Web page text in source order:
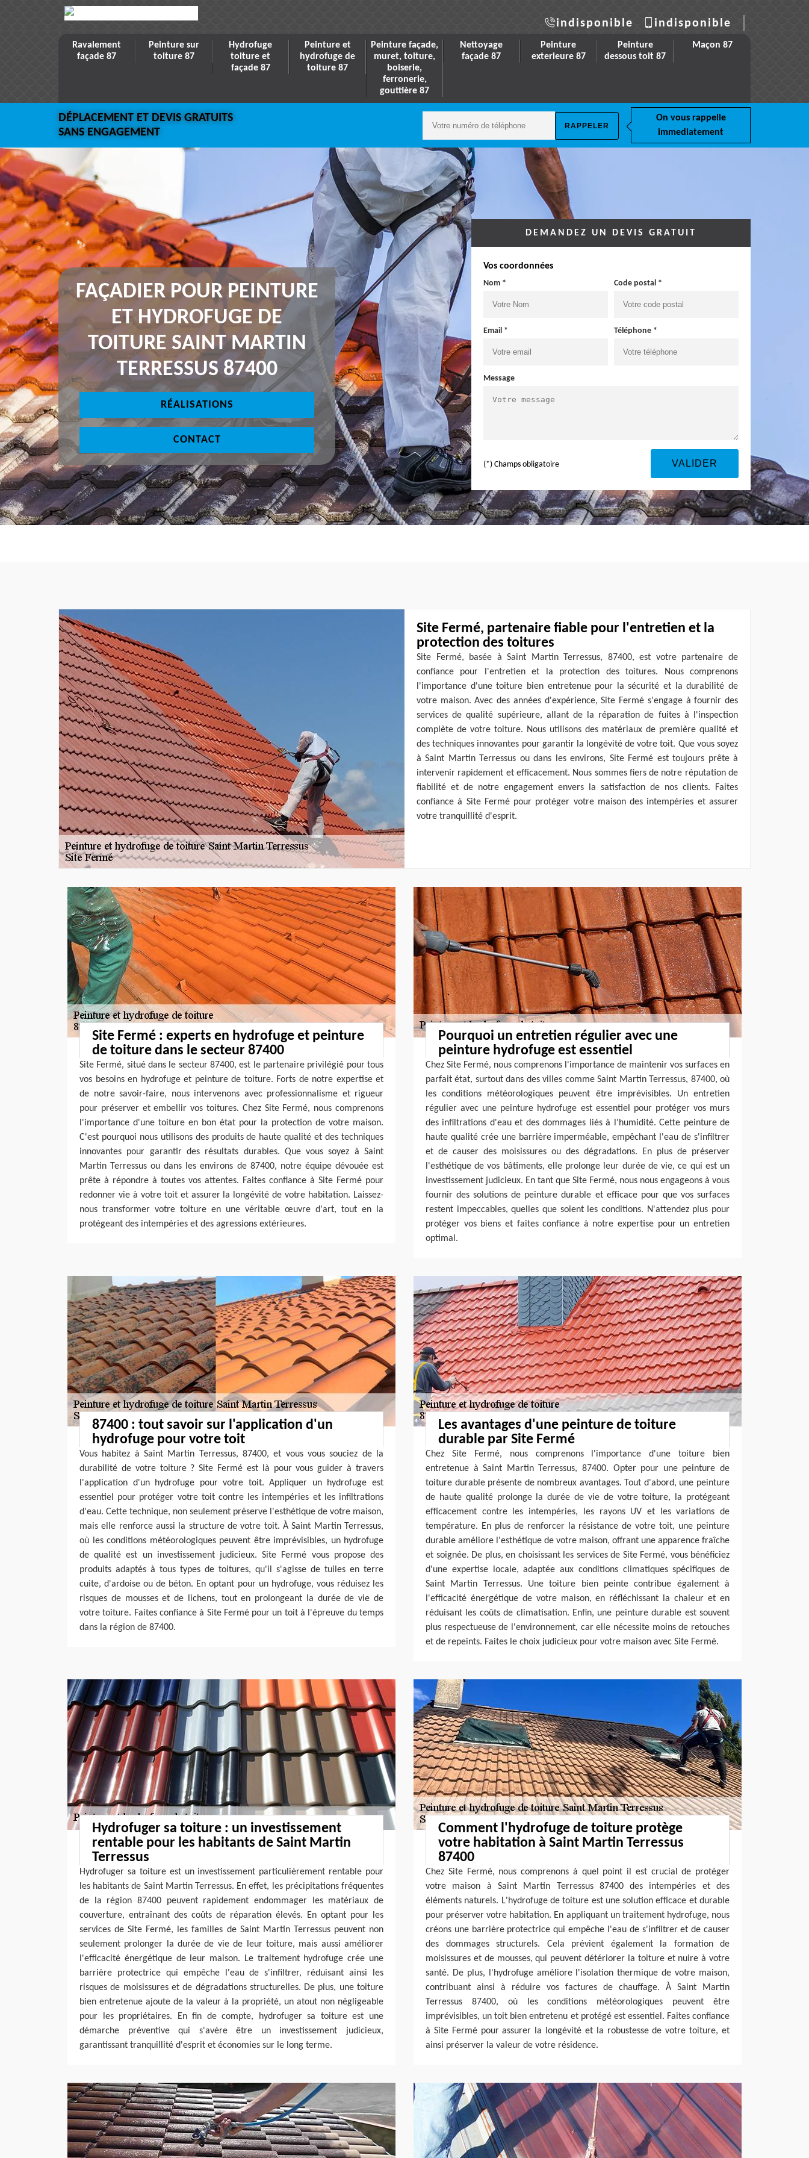
indisponible indisponible
Ravalement
façade 87
Peinture sur
toiture 87
Hydrofuge
toiture et
façade 87
Peinture et
hydrofuge de
toiture 87
Peinture façade,
muret, toiture,
boiserie,
ferronerie,
gouttière 87
Nettoyage
façade 87
Peinture
exterieure 87
Peinture
dessous toit 87
Maçon 87
DÉPLACEMENT ET DEVIS GRATUITS
SANS ENGAGEMENT
On vous rappelle
immediatement
FAÇADIER POUR PEINTURE
ET HYDROFUGE DE
TOITURE SAINT MARTIN
TERRESSUS 87400
RÉALISATIONS
CONTACT
DEMANDEZ UN DEVIS GRATUIT
Vos coordonnées
Nom * Code postal *
Email * Téléphone *
Message
(*) Champs obligatoire
Site Fermé, partenaire fiable pour l'entretien et la
protection des toitures
Site Fermé, basée à Saint Martin Terressus, 87400, est votre partenaire de
confiance pour l'entretien et la protection des toitures. Nous comprenons
l'importance d'une toiture bien entretenue pour la sécurité et la durabilité de
votre maison. Avec des années d'expérience, Site Fermé s'engage à fournir des
services de qualité supérieure, allant de la réparation de fuites à l'inspection
complète de votre toiture. Nous utilisons des matériaux de première qualité et
des techniques innovantes pour garantir la longévité de votre toit. Que vous soyez
à Saint Martin Terressus ou dans les environs, Site Fermé est toujours prête à
intervenir rapidement et efficacement. Nous sommes fiers de notre réputation de
fiabilité et de notre engagement envers la satisfaction de nos clients. Faites
confiance à Site Fermé pour protéger votre maison des intempéries et assurer
votre tranquillité d'esprit.
Site Fermé : experts en hydrofuge et peinture
de toiture dans le secteur 87400
Site Fermé, situé dans le secteur 87400, est le partenaire privilégié pour tous
vos besoins en hydrofuge et peinture de toiture. Forts de notre expertise et
de notre savoir-faire, nous intervenons avec professionnalisme et rigueur
pour préserver et embellir vos toitures. Chez Site Fermé, nous comprenons
l'importance d'une toiture en bon état pour la protection de votre maison.
C'est pourquoi nous utilisons des produits de haute qualité et des techniques
innovantes pour garantir des résultats durables. Que vous soyez à Saint
Martin Terressus ou dans les environs de 87400, notre équipe dévouée est
prête à répondre à toutes vos attentes. Faites confiance à Site Fermé pour
redonner vie à votre toit et assurer la longévité de votre habitation. Laissez-
nous transformer votre toiture en une véritable œuvre d'art, tout en la
protégeant des intempéries et des agressions extérieures.
Pourquoi un entretien régulier avec une
peinture hydrofuge est essentiel
Chez Site Fermé, nous comprenons l'importance de maintenir vos surfaces en
parfait état, surtout dans des villes comme Saint Martin Terressus, 87400, où
les conditions météorologiques peuvent être imprévisibles. Un entretien
régulier avec une peinture hydrofuge est essentiel pour protéger vos murs
des infiltrations d'eau et des dommages liés à l'humidité. Cette peinture de
haute qualité crée une barrière imperméable, empêchant l'eau de s'infiltrer
et de causer des moisissures ou des dégradations. En plus de préserver
l'esthétique de vos bâtiments, elle prolonge leur durée de vie, ce qui est un
investissement judicieux. En tant que Site Fermé, nous nous engageons à vous
fournir des solutions de peinture durable et efficace pour que vos surfaces
restent impeccables, quelles que soient les conditions. N'attendez plus pour
protéger vos biens et faites confiance à notre expertise pour un entretien
optimal.
87400 : tout savoir sur l'application d'un
hydrofuge pour votre toit
Vous habitez à Saint Martin Terressus, 87400, et vous vous souciez de la
durabilité de votre toiture ? Site Fermé est là pour vous guider à travers
l'application d'un hydrofuge pour votre toit. Appliquer un hydrofuge est
essentiel pour protéger votre toit contre les intempéries et les infiltrations
d'eau. Cette technique, non seulement préserve l'esthétique de votre maison,
mais elle renforce aussi la structure de votre toit. À Saint Martin Terressus,
où les conditions météorologiques peuvent être imprévisibles, un hydrofuge
de qualité est un investissement judicieux. Site Fermé vous propose des
produits adaptés à tous types de toitures, qu'il s'agisse de tuiles en terre
cuite, d'ardoise ou de béton. En optant pour un hydrofuge, vous réduisez les
risques de mousses et de lichens, tout en prolongeant la durée de vie de
votre toiture. Faites confiance à Site Fermé pour un toit à l'épreuve du temps
dans la région de 87400.
Les avantages d'une peinture de toiture
durable par Site Fermé
Chez Site Fermé, nous comprenons l'importance d'une toiture bien
entretenue à Saint Martin Terressus, 87400. Opter pour une peinture de
toiture durable présente de nombreux avantages. Tout d'abord, une peinture
de haute qualité prolonge la durée de vie de votre toiture, la protégeant
efficacement contre les intempéries, les rayons UV et les variations de
température. En plus de renforcer la résistance de votre toit, une peinture
durable améliore l'esthétique de votre maison, offrant une apparence fraîche
et soignée. De plus, en choisissant les services de Site Fermé, vous bénéficiez
d'une expertise locale, adaptée aux conditions climatiques spécifiques de
Saint Martin Terressus. Une toiture bien peinte contribue également à
l'efficacité énergétique de votre maison, en réfléchissant la chaleur et en
réduisant les coûts de climatisation. Enfin, une peinture durable est souvent
plus respectueuse de l'environnement, car elle nécessite moins de retouches
et de repeints. Faites le choix judicieux pour votre maison avec Site Fermé.
Hydrofuger sa toiture : un investissement
rentable pour les habitants de Saint Martin
Terressus
Hydrofuger sa toiture est un investissement particulièrement rentable pour
les habitants de Saint Martin Terressus. En effet, les précipitations fréquentes
de la région 87400 peuvent rapidement endommager les matériaux de
couverture, entraînant des coûts de réparation élevés. En optant pour les
services de Site Fermé, les familles de Saint Martin Terressus peuvent non
seulement prolonger la durée de vie de leur toiture, mais aussi améliorer
l'efficacité énergétique de leur maison. Le traitement hydrofuge crée une
barrière protectrice qui empêche l'eau de s'infiltrer, réduisant ainsi les
risques de moisissures et de dégradations structurelles. De plus, une toiture
bien entretenue ajoute de la valeur à la propriété, un atout non négligeable
pour les propriétaires. En fin de compte, hydrofuger sa toiture est une
démarche préventive qui s'avère être un investissement judicieux,
garantissant tranquillité d'esprit et économies sur le long terme.
Comment l'hydrofuge de toiture protège
votre habitation à Saint Martin Terressus
87400
Chez Site Fermé, nous comprenons à quel point il est crucial de protéger
votre maison à Saint Martin Terressus 87400 des intempéries et des
éléments naturels. L'hydrofuge de toiture est une solution efficace et durable
pour préserver votre habitation. En appliquant un traitement hydrofuge, nous
créons une barrière protectrice qui empêche l'eau de s'infiltrer et de causer
des dommages structurels. Cela prévient également la formation de
moisissures et de mousses, qui peuvent détériorer la toiture et nuire à votre
santé. De plus, l'hydrofuge améliore l'isolation thermique de votre maison,
contribuant ainsi à réduire vos factures de chauffage. À Saint Martin
Terressus 87400, où les conditions météorologiques peuvent être
imprévisibles, un toit bien entretenu et protégé est essentiel. Faites confiance
à Site Fermé pour assurer la longévité et la robustesse de votre toiture, et
ainsi préserver la valeur de votre résidence.